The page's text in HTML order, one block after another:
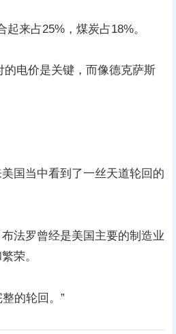
来占25%，煤炭占18%。
电价是关键，而像德克萨斯
国当中看到了一丝天道轮回的
法罗曾经是美国主要的制造业
荣。
的轮回。”